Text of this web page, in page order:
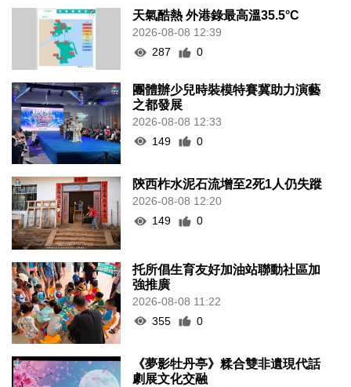
天氣酷熱 外港錄最高溫35.5°C
2026-08-08 12:39
287
0
團體辦少兒時裝模特賽冀助力演藝
之都發展
2026-08-08 12:33
149
0
陝西柞水泥石流增至2死1人仍失蹤
2026-08-08 12:20
149
0
托所倡生育友好加油站聯動社區加
強推廣
2026-08-08 11:22
355
0
《夢影牡丹亭》糅合雙非遺現代話
劇展文化交融